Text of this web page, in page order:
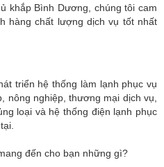
khắp Bình Dương, chúng tôi cam
hàng chất lượng dịch vụ tốt nhất
triển hệ thống làm lạnh phục vụ
nông nghiệp, thương mại dịch vụ,
loại và hệ thống điện lạnh phục
đến cho bạn những gì?